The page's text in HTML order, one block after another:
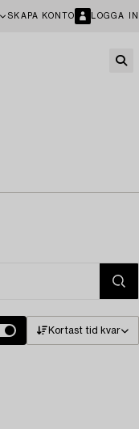
SKAPA KONTO LOGGA IN
Kortast tid kvar